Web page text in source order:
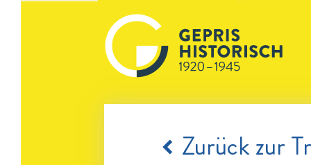
Zurück zur